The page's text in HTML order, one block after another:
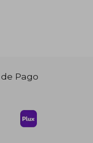
Pago